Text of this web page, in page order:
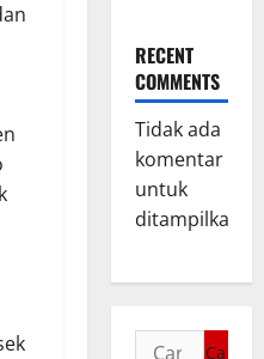
RECENT
COMMENTS
Tidak ada
komentar
untuk
ditampilkan.